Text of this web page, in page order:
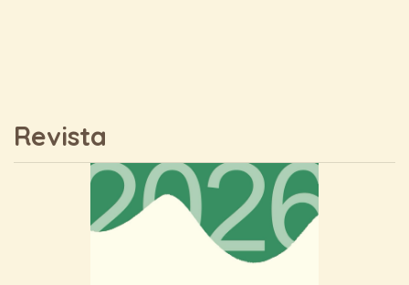
Revista